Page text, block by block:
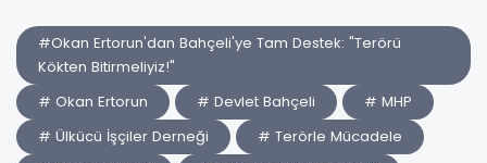
#Okan Ertorun'dan Bahçeli'ye Tam Destek: "Terörü
Kökten Bitirmeliyiz!"
# Okan Ertorun
# Devlet Bahçeli
# MHP
# Ülkücü İşçiler Derneği
# Terörle Mücadele